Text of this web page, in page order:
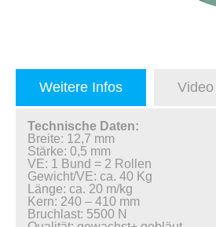
Weitere Infos Video
Technische Daten:
Breite: 12,7 mm
Stärke: 0,5 mm
VE: 1 Bund = 2 Rollen
Gewicht/VE: ca. 40 Kg
Länge: ca. 20 m/kg
Kern: 240 – 410 mm
Bruchlast: 5500 N